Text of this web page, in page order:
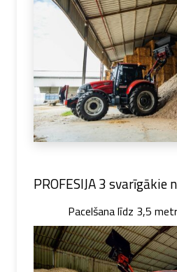
PROFESIJA 3 svarīgākie
Pacelšana līdz 3,5